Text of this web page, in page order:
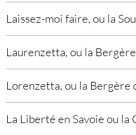
Laissez-moi faire, ou la
Laurenzetta, ou la
Lorenzetta, ou la Bergère
La Liberté en Savoie ou